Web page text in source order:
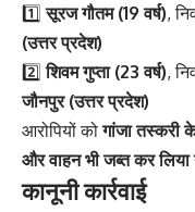
1️⃣सूरज गौतम (19 वर्ष),
(उत्तर प्रदेश)
2️⃣शिवम गुप्ता (23 वर्ष),
जौनपुर (उत्तर प्रदेश)
आरोपियों कोगांजा तस्करी
और वाहन भी जब्त कर लिया
कानूनी कार्रवाई